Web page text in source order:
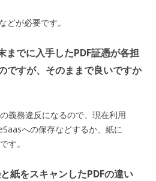
どが必要です。
でに入手したPDF証憑が各担
ですが、そのままで良いですか
義務違反になるので、現在利用
への保存などするか、紙に
す。
紙をスキャンしたPDFの違い